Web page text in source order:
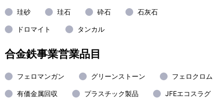
English
珪砂 珪石 砕石 石灰石
ドロマイト タンカル
合金鉄事業営業品目
フェロマンガン グリーンストーン フェロクロム
有価金属回収 プラスチック製品 JFEエコスラグ